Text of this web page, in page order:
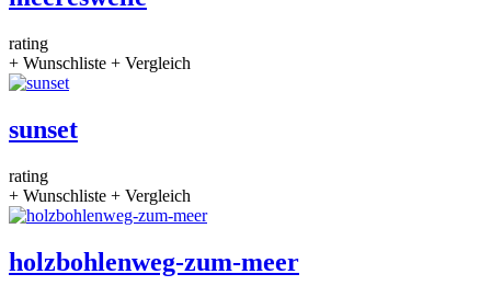
rating
+ Wunschliste + Vergleich
sunset
rating
+ Wunschliste + Vergleich
holzbohlenweg-zum-meer